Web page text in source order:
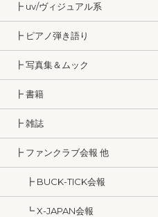
┣ uv/ヴィジュアル系
┣ ピアノ弾き語り
┣ 写真集＆ムック
┣ 書籍
┣ 雑誌
┣ ファンクラブ会報 他
┣ BUCK-TICK会報
┗ X-JAPAN会報